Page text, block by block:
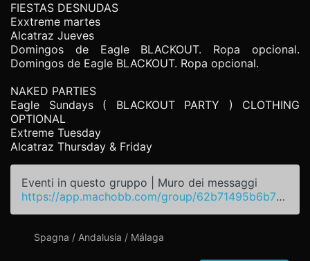
FIESTAS DESNUDAS
Exxtreme martes
Alcatraz Jueves
Domingos de Eagle BLACKOUT. Ropa opcional.
Domingos de Eagle BLACKOUT. Ropa opcional.
NAKED PARTIES
Eagle Sundays ( BLACKOUT PARTY ) CLOTHING
OPTIONAL
Extreme Tuesday
Alcatraz Thursday & Friday
Eventi in questo gruppo | Muro dei messaggi
https://app.machobb.com/group/62b71495b6b7fa2fc118db54
Spagna / Andalusia / Málaga